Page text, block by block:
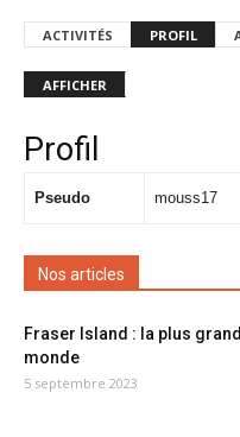
ACTIVITÉS PROFIL
AFFICHER
Profil
Pseudo mouss17
Nos articles
Fraser Island : la plus
monde
5 septembre 2023